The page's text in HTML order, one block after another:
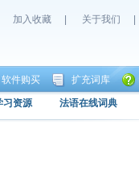
加入收藏 关于我们
软件购买 扩充词库
习资源 法语在线词典